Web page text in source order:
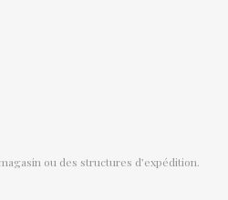
ou des structures d’expédition.